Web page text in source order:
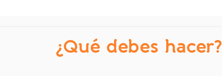
¿Qué debes hacer?